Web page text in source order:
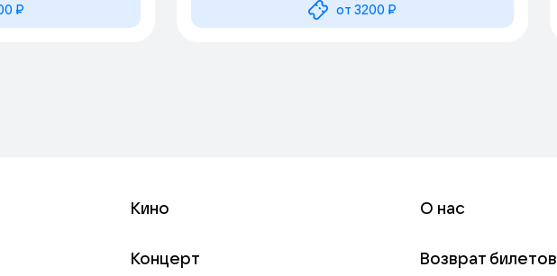
₽ от 3200 ₽
Кино
Концерт
О нас
Возврат билетов